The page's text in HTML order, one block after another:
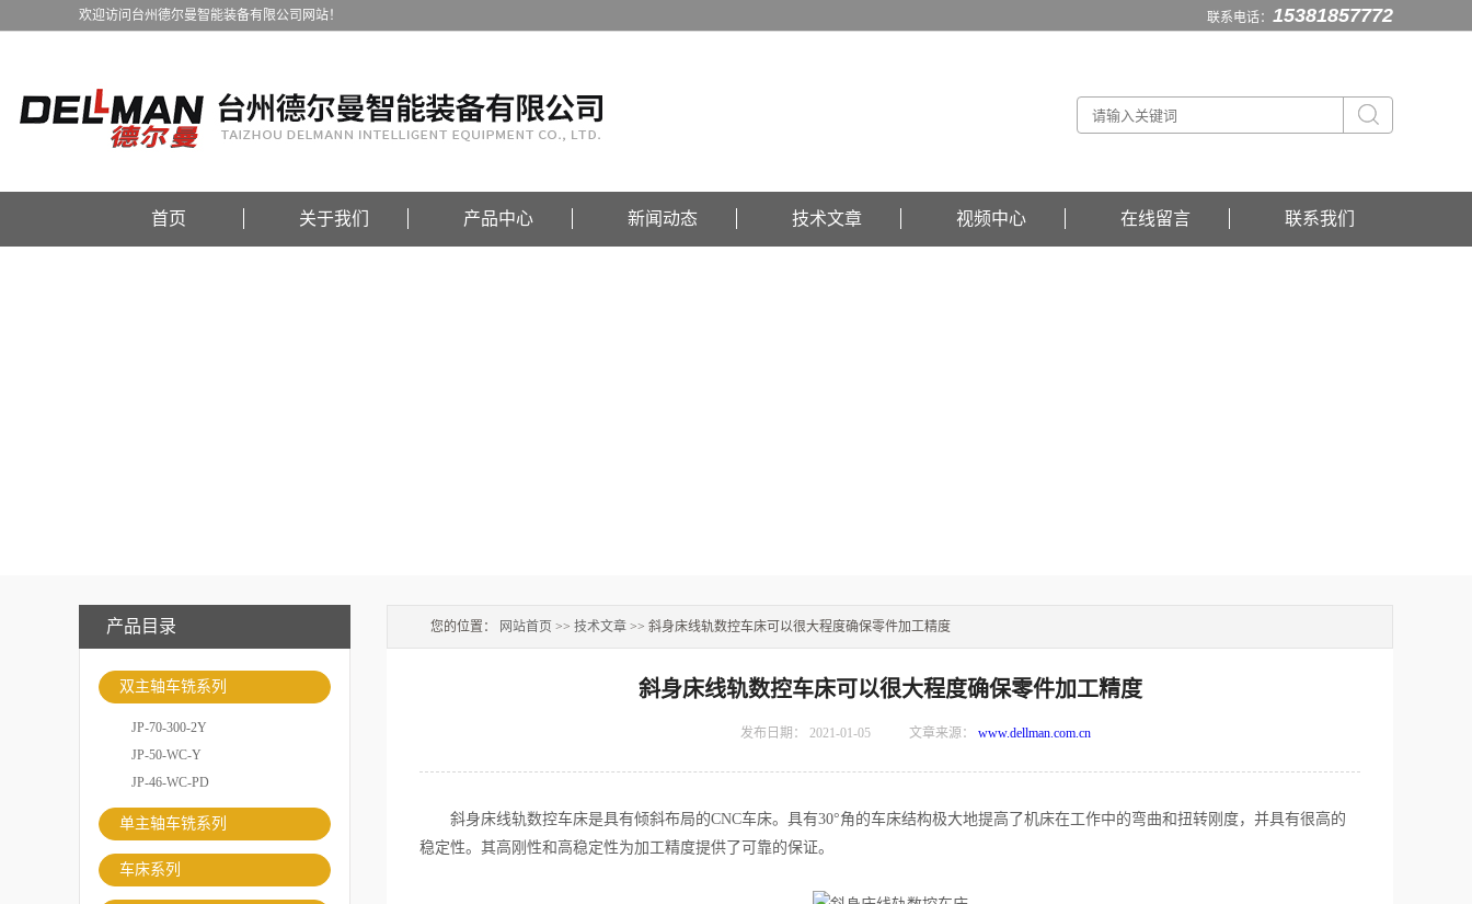
联系电话： 15381857772
欢迎访问台州德尔曼智能装备有限公司网站！
首页 关于我们 产品中心 新闻动态 技术文章 视频中心 在线留言 联系我们
产品目录
双主轴车铣系列
JP-70-300-2Y
JP-50-WC-Y
JP-46-WC-PD
单主轴车铣系列
车床系列
您的位置： 网站首页 >> 技术文章 >> 斜身床线轨数控车床可以很大程度确保零件加工精度
斜身床线轨数控车床可以很大程度确保零件加工精度
发布日期： 2021-01-05 文章来源： www.dellman.com.cn
斜身床线轨数控车床是具有倾斜布局的CNC车床。具有30°角的车床结构极大地提高了机床在工作中的弯曲和扭转刚度，并具有很高的
稳定性。其高刚性和高稳定性为加工精度提供了可靠的保证。